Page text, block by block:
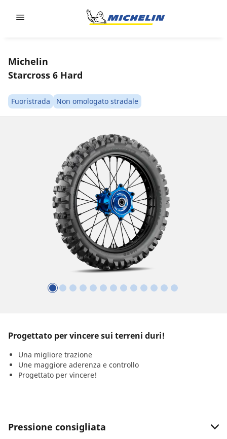
Michelin
Starcross 6 Hard
Fuoristrada Non omologato stradale
Progettato per vincere sui terreni duri!
Una migliore trazione
Une maggiore aderenza e controllo
Progettato per vincere!
Pressione consigliata